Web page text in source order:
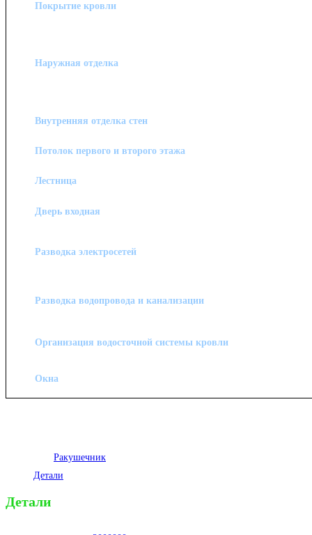
Покрытие кровли
Наружная отделка
Внутренняя отделка стен
Потолок первого и второго этажа
Лестница
Дверь входная
Разводка электросетей
Разводка водопровода и канализации
Организация водосточной системы кровли
Окна
Ракушечник
Детали
Детали